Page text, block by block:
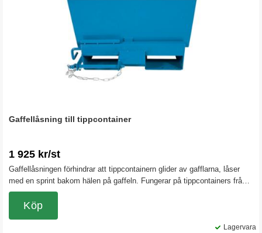
Gaffellåsning till tippcontainer
1 925 kr/st
Gaffellåsningen förhindrar att tippcontainern glider av gafflarna, låser
med en sprint bakom hälen på gaffeln. Fungerar på tippcontainers från
600 liter och uppåt vid standard gaffellängder på trucken.
Lagervara
Köp